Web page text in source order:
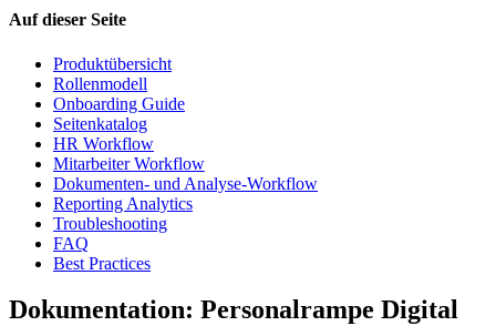
Auf dieser Seite
Produktübersicht
Rollenmodell
Onboarding Guide
Seitenkatalog
HR Workflow
Mitarbeiter Workflow
Dokumenten- und Analyse-Workflow
Reporting Analytics
Troubleshooting
FAQ
Best Practices
Dokumentation: Personalrampe Digital